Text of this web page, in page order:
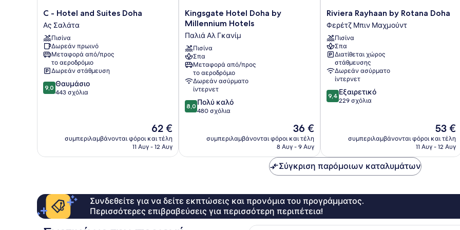
C
-
Hotel
and
Suites
Doha
Ας
Σαλάτα
C - Hotel and Suites Doha
Ας Σαλάτα
Πισίνα
Δωρεάν πρωινό
Μεταφορά από/προς
το αεροδρόμιο
Δωρεάν στάθμευση
9.0
στα
9,0 Θαυμάσιο
443 σχόλια
Η
τιμή
είναι
62 €
συμπεριλαμβάνονται φόροι και τέλη
11 Αυγ - 12 Αυγ
Kingsgate
Hotel
Doha
by
Millennium
Hotels
Παλιά
Αλ
Γκανίμ
Kingsgate Hotel Doha by
Millennium Hotels
Παλιά Αλ Γκανίμ
Πισίνα
Σπα
Μεταφορά από/προς
το αεροδρόμιο
Δωρεάν ασύρματο
ίντερνετ
8.0
στα
σχόλια
8,0 Πολύ καλό
480 σχόλια
Η
τιμή
είναι
36 €
συμπεριλαμβάνονται φόροι και τέλη
8 Αυγ - 9 Αυγ
Riviera
Rayhaan
by
Rotana
Doha
Φερέτζ
Μπιν
Μαχμούντ
Riviera Rayhaan by Rotana Doha
Φερέτζ Μπιν Μαχμούντ
Πισίνα
Σπα
Διατίθεται χώρος
στάθμευσης
Δωρεάν ασύρματο
ίντερνετ
9.4
στα
σχόλια
9,4 Εξαιρετικό
229 σχόλια
Η
τιμή
είναι
53 €
συμπεριλαμβάνονται φόροι και τέλη
11 Αυγ - 12 Αυγ
Σύγκριση παρόμοιων καταλυμάτων
Συνδεθείτε για να δείτε εκπτώσεις και προνόμια του προγράμματος.
Περισσότερες επιβραβεύσεις για περισσότερη περιπέτεια!